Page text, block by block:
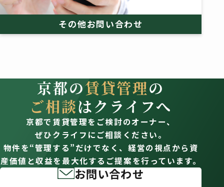
その他お問い合わせ
京都の賃貸管理の
ご相談はクライフへ
京都で賃貸管理をご検討のオーナー、
ぜひクライフにご相談ください。
物件を“管理する”だけでなく、経営の視点から資
産価値と収益を最大化するご提案を行っています。
お問い合わせ